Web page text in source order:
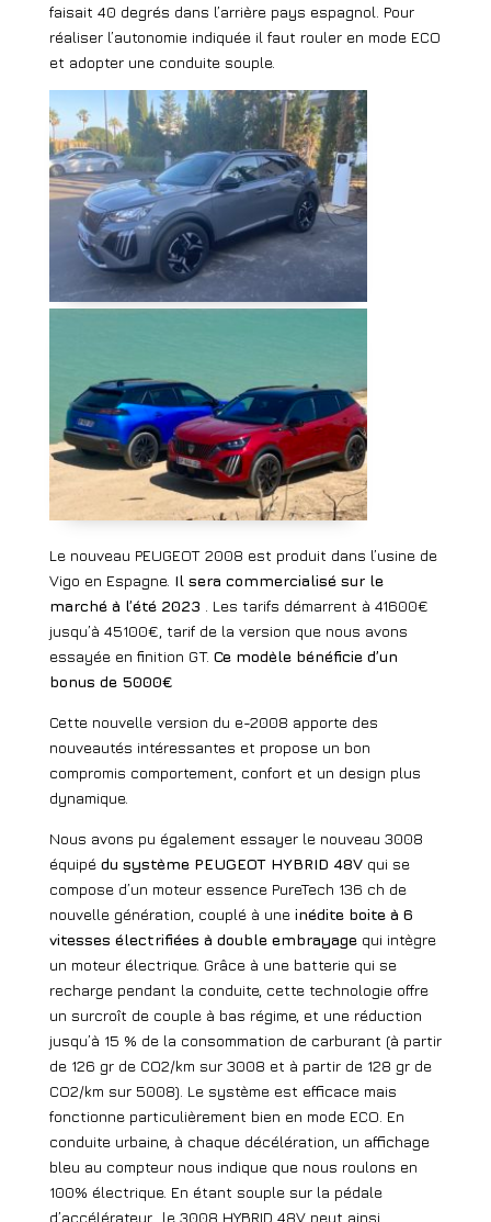
faisait 40 degrés dans l’arrière pays espagnol. Pour
réaliser l’autonomie indiquée il faut rouler en mode ECO
et adopter une conduite souple.
Le nouveau PEUGEOT 2008 est produit dans l’usine de
Vigo en Espagne. Il sera commercialisé sur le
marché à l’été 2023
. Les tarifs démarrent à 41600€
jusqu’à 45100€, tarif de la version que nous avons
essayée en finition GT. Ce modèle bénéficie d’un
bonus de 5000€
Cette nouvelle version du e-2008 apporte des
nouveautés intéressantes et propose un bon
compromis comportement, confort et un design plus
dynamique.
Nous avons pu également essayer le nouveau 3008
équipé du système PEUGEOT HYBRID 48Vqui se
compose d’un moteur essence PureTech 136 ch de
nouvelle génération, couplé à une inédite boite à 6
vitesses électrifiées à double embrayagequi intègre
un moteur électrique. Grâce à une batterie qui se
recharge pendant la conduite, cette technologie offre
un surcroît de couple à bas régime, et une réduction
jusqu’à 15 % de la consommation de carburant (à partir
de 126 gr de CO2/km sur 3008 et à partir de 128 gr de
CO2/km sur 5008). Le système est efficace mais
fonctionne particulièrement bien en mode ECO. En
conduite urbaine, à chaque décélération, un affichage
bleu au compteur nous indique que nous roulons en
100% électrique. En étant souple sur la pédale
d’accélérateur, le 3008 HYBRID 48V peut ainsi